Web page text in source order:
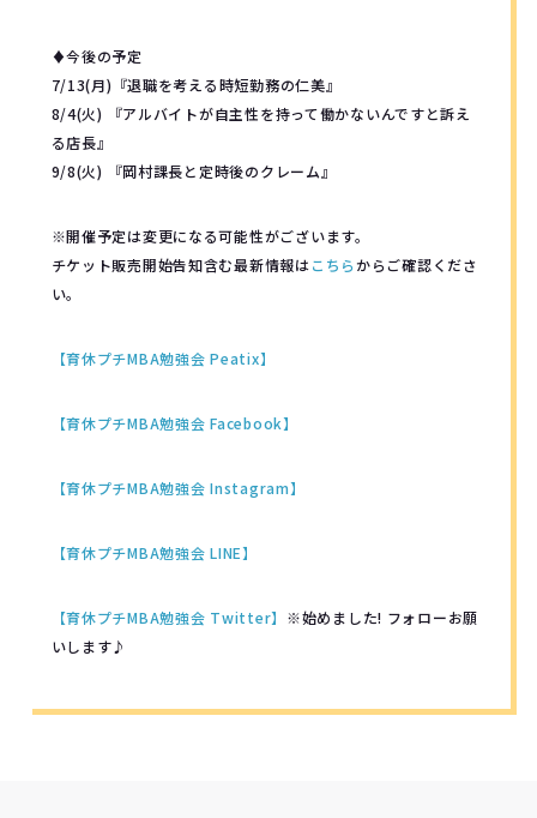
♦︎今後の予定
7/13(月)『退職を考える時短勤務の仁美』
8/4(火) 『アルバイトが自主性を持って働かないんですと訴え
る店長』
9/8(火) 『岡村課長と定時後のクレーム』
※開催予定は変更になる可能性がございます。
チケット販売開始告知含む最新情報はこちらからご確認くださ
い。
【育休プチMBA勉強会 Peatix】
【育休プチMBA勉強会 Facebook】
【育休プチMBA勉強会 Instagram】
【育休プチMBA勉強会 LINE】
【育休プチMBA勉強会 Twitter】 ※始めました! フォローお願
いします♪